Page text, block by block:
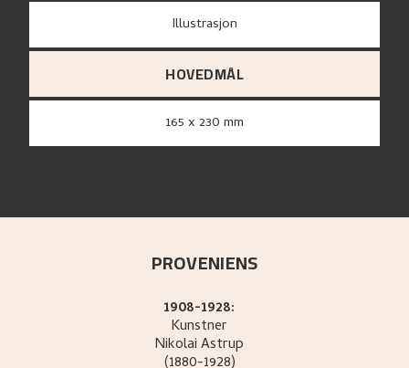
Illustrasjon
HOVEDMÅL
165 x 230 mm
PROVENIENS
1908-1928:
Kunstner
NikolaiAstrup